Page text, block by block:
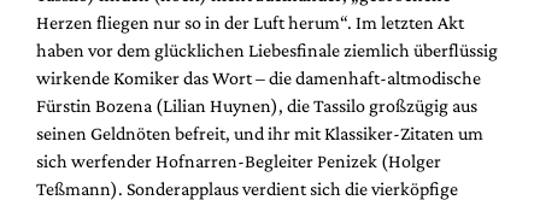
Herzen fliegen nur so in der Luft herum“. Im letzten Akt
haben vor dem glücklichen Liebesfinale ziemlich überflüssig
wirkende Komiker das Wort – die damenhaft-altmodische
Fürstin Bozena (Lilian Huynen), die Tassilo großzügig aus
seinen Geldnöten befreit, und ihr mit Klassiker-Zitaten um
sich werfender Hofnarren-Begleiter Penizek (Holger
Teßmann). Sonderapplaus verdient sich die vierköpfige